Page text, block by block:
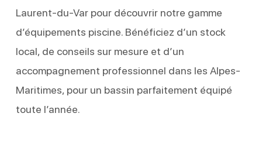
Laurent-du-Var pour découvrir notre gamme
d’équipements piscine. Bénéficiez d’un stock
local, de conseils sur mesure et d’un
accompagnement professionnel dans les Alpes-
Maritimes, pour un bassin parfaitement équipé
toute l’année.